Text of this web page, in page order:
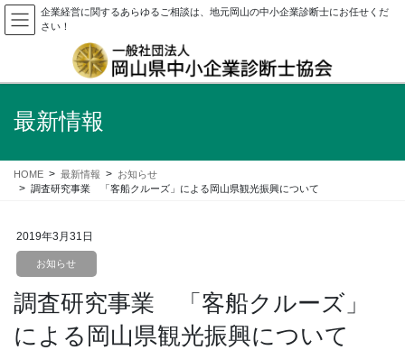
企業経営に関するあらゆるご相談は、地元岡山の中小企業診断士にお任せくだ
さい！
最新情報
HOME 最新情報
お知らせ
調査研究事業 「客船クルーズ」による岡山県観光振興について
2019年3月31日
お知らせ
調査研究事業 「客船クルーズ」
による岡山県観光振興について